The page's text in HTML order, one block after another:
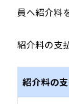
員へ紹介料
紹介料の支
紹介料の